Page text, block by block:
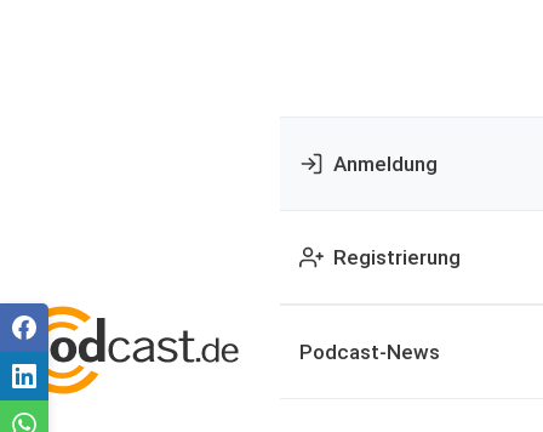
Anmeldung
Registrierung
Podcast-News